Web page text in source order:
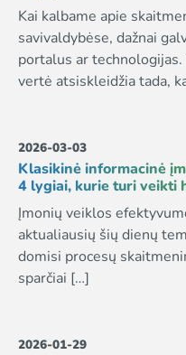
Kai kalbame apie
savivaldybėse, dažnai
portalus ar
vertė atsiskleidžia tada,
2026-03-03
Klasikinė informacinė
4 lygiai, kurie turi veikti
Įmonių veiklos
aktualiausių šių dienų
domisi procesų
sparčiai […]
2026-01-29